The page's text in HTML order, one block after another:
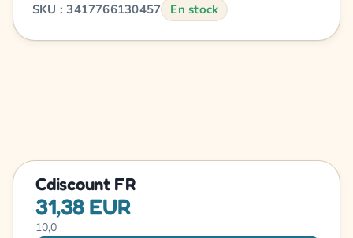
SKU : 3417766130457 En stock
Cdiscount FR
31,38 EUR
10,0